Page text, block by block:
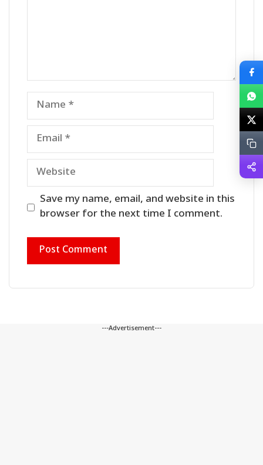
Name
Email
Website
Save my name, email, and website in this
browser for the next time I comment.
---Advertisement---